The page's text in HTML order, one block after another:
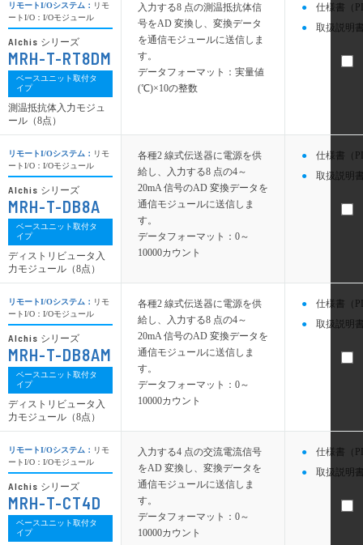
入力する8 点の測温抵抗体信
号をAD 変換し、変換データ
を通信モジュールに送信しま
す。
データフォーマット：実量値
(℃)×10の整数
仕様書（
取扱説明
各種2 線式伝送器に電源を供
給し、入力する8 点の4～
20mA 信号のAD 変換データを
通信モジュールに送信しま
す。
データフォーマット：0～
10000カウント
仕様書（
取扱説明
各種2 線式伝送器に電源を供
給し、入力する8 点の4～
20mA 信号のAD 変換データを
通信モジュールに送信しま
す。
データフォーマット：0～
10000カウント
仕様書（
取扱説明
入力する4 点の交流電流信号
をAD 変換し、変換データを
通信モジュールに送信しま
す。
データフォーマット：0～
10000カウント
仕様書（
取扱説明
リモートI/Oシステム： リモ
ートI/O：I/Oモジュール
Alchis シリーズ
MRH-T-RT8DM
ベースユニット取付タ
イプ
測温抵抗体入力モジュ
ール（8点）
リモートI/Oシステム： リモ
ートI/O：I/Oモジュール
Alchis シリーズ
MRH-T-DB8A
ベースユニット取付タ
イプ
ディストリビュータ入
力モジュール（8点）
リモートI/Oシステム： リモ
ートI/O：I/Oモジュール
Alchis シリーズ
MRH-T-DB8AM
ベースユニット取付タ
イプ
ディストリビュータ入
力モジュール（8点）
リモートI/Oシステム： リモ
ートI/O：I/Oモジュール
Alchis シリーズ
MRH-T-CT4D
ベースユニット取付タ
イプ